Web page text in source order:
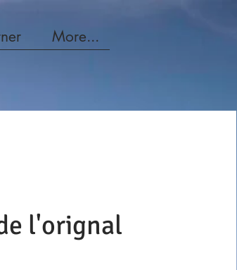
More...
l'orignal